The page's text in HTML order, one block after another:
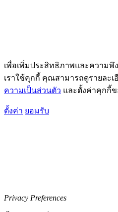
เพื่อเพิ่มประสิทธิภาพและความพึ
เราใช้คุกกี้ คุณสามารถดูรายละเ
ความเป็นส่วนตัว และตั้งค่าคุกกี้
ตั้งค่า ยอมรับ
Privacy Preferences